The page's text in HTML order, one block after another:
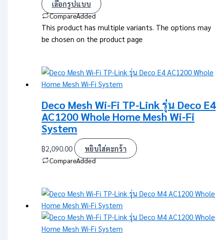
เลือกรูปแบบ
CompareAdded
This product has multiple variants. The options may
be chosen on the product page
Deco Mesh Wi-Fi TP-Link รุ่น Deco E4
AC1200 Whole Home Mesh Wi-Fi
System
฿2,090.00 หยิบใส่ตะกร้า
CompareAdded